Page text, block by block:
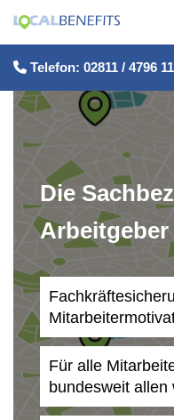
Zum
Inhalt
springen
Telefon: 02811 / 4796
Die
Für alle
bundesweit allen